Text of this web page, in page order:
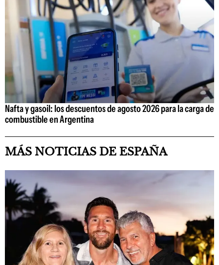
Nafta y gasoil: los descuentos de agosto 2026 para la carga de
combustible en Argentina
MÁS NOTICIAS DE ESPAÑA